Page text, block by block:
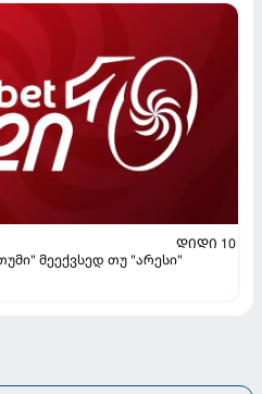
ᲓᲘᲓᲘ 10
მეექვსედ თუ "არესი"